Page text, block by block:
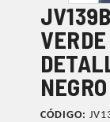
NEGRO
CÓDIGO: